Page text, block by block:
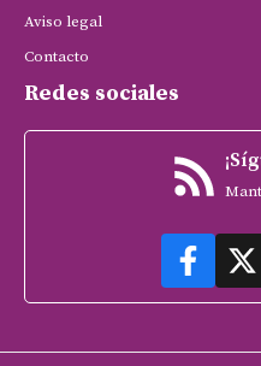
Aviso legal
Contacto
Redes sociales